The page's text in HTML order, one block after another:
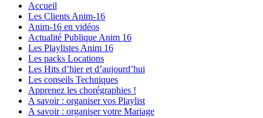
Accueil
Les Clients Anim-16
Anim-16 en vidéos
Actualité Publique Anim 16
Les Playlistes Anim 16
Les packs Locations
Les Hits d’hier et d’aujourd’hui
Les conseils Techniques
Apprenez les chorégraphies !
A savoir : organiser vos Playlist
A savoir : organiser votre Mariage